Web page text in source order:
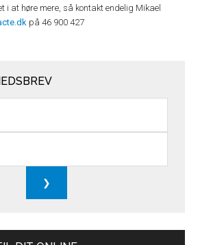
i at høre mere, så kontakt endelig Mikael
på 46 900 427